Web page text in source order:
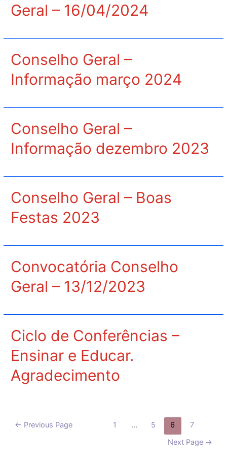
Geral – 16/04/2024
Conselho Geral –
Informação março 2024
Conselho Geral –
Informação dezembro 2023
Conselho Geral – Boas
Festas 2023
Convocatória Conselho
Geral – 13/12/2023
Ciclo de Conferências –
Ensinar e Educar.
Agradecimento
Paginação
← Previous Page 1 … 5 6
7
Next Page →